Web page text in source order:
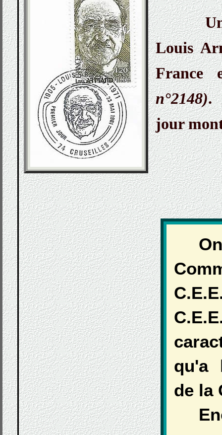
Louis
France
n°2148).
jour
qu'a
de la